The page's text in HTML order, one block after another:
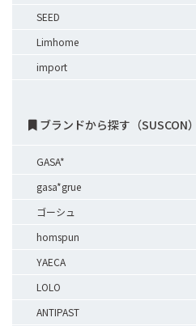
SEED
Limhome
import
ブランドから探す（SUSCON）
GASA*
gasa*grue
ゴーシュ
homspun
YAECA
LOLO
ANTIPAST